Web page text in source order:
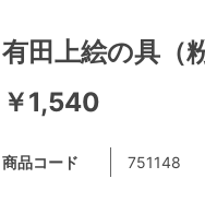
有田上絵の具（
￥1,540
商品コード 751148